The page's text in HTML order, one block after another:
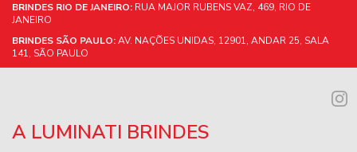
BRINDES RIO DE JANEIRO: RUA MAJOR RUBENS VAZ, 469, RIO DE
JANEIRO
BRINDES SÃO PAULO:AV. NAÇÕES UNIDAS, 12901, ANDAR 25, SALA
141, SÃO PAULO
A LUMINATI BRINDES